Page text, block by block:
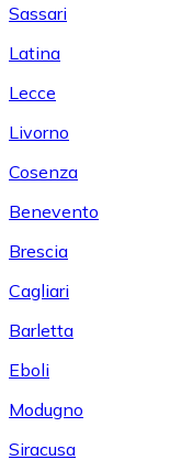
Sassari
Latina
Lecce
Livorno
Cosenza
Benevento
Brescia
Cagliari
Barletta
Eboli
Modugno
Siracusa